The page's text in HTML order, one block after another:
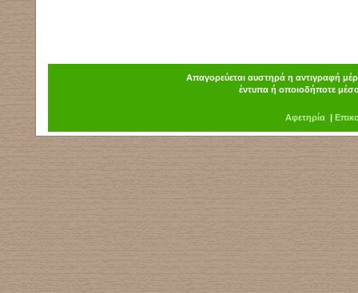
Απαγορεύεται αυστηρά η αντιγραφή
έντυπα ή οποιοδήποτε
Αφετηρία|